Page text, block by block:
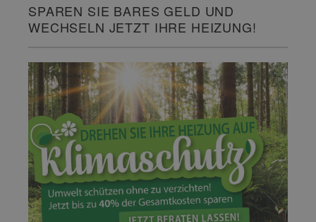
SPAREN SIE BARES GELD UND
WECHSELN JETZT IHRE HEIZUNG!